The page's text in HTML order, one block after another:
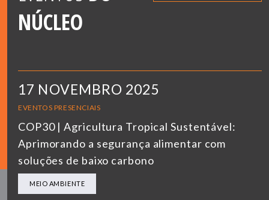
NÚCLEO
17 NOVEMBRO 2025
EVENTOS PRESENCIAIS
COP30 | Agricultura Tropical Sustentável:
Aprimorando a segurança alimentar com
soluções de baixo carbono
MEIO AMBIENTE